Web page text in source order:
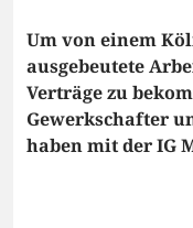
Um von einem
ausgebeutete
Verträge zu
Gewerkschafter
haben mit der IG